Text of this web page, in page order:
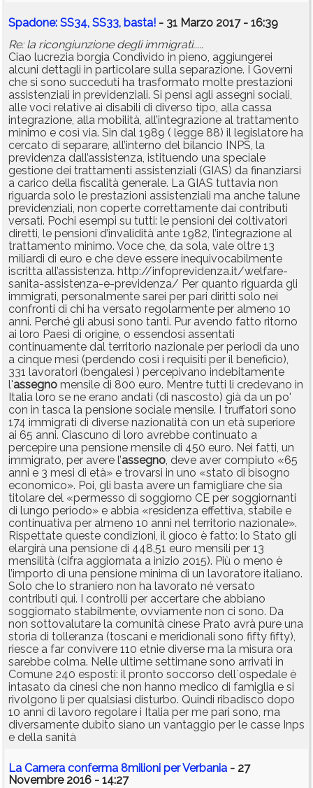
Spadone: SS34, SS33, basta! - 31 Marzo 2017 - 16:39
Re: la ricongiunzione degli immigrati.....
Ciao lucrezia borgia Condivido in pieno, aggiungerei
alcuni dettagli in particolare sulla separazione. I Governi
che si sono succeduti ha trasformato molte prestazioni
assistenziali in previdenziali. Si pensi agli assegni sociali,
alle voci relative ai disabili di diverso tipo, alla cassa
integrazione, alla mobilità, all’integrazione al trattamento
minimo e così via. Sin dal 1989 ( legge 88) il legislatore ha
cercato di separare, all’interno del bilancio INPS, la
previdenza dall’assistenza, istituendo una speciale
gestione dei trattamenti assistenziali (GIAS) da finanziarsi
a carico della fiscalità generale. La GIAS tuttavia non
riguarda solo le prestazioni assistenziali ma anche talune
previdenziali, non coperte correttamente dai contributi
versati. Pochi esempi su tutti: le pensioni dei coltivatori
diretti, le pensioni d’invalidità ante 1982, l’integrazione al
trattamento minimo. Voce che, da sola, vale oltre 13
miliardi di euro e che deve essere inequivocabilmente
iscritta all’assistenza. http://infoprevidenza.it/welfare-
sanita-assistenza-e-previdenza/ Per quanto riguarda gli
immigrati, personalmente sarei per pari diritti solo nei
confronti di chi ha versato regolarmente per almeno 10
anni. Perché gli abusi sono tanti. Pur avendo fatto ritorno
ai loro Paesi di origine, o essendosi assentati
continuamente dal territorio nazionale per periodi da uno
a cinque mesi (perdendo così i requisiti per il beneficio),
331 lavoratori (bengalesi ) percepivano indebitamente
l'assegno mensile di 800 euro. Mentre tutti li credevano in
Italia loro se ne erano andati (di nascosto) già da un po'
con in tasca la pensione sociale mensile. I truffatori sono
174 immigrati di diverse nazionalità con un età superiore
ai 65 anni. Ciascuno di loro avrebbe continuato a
percepire una pensione mensile di 450 euro. Nei fatti, un
immigrato, per avere l’assegno, deve aver compiuto «65
anni e 3 mesi di età» e trovarsi in uno «stato di bisogno
economico». Poi, gli basta avere un famigliare che sia
titolare del «permesso di soggiorno CE per soggiornanti
di lungo periodo» e abbia «residenza effettiva, stabile e
continuativa per almeno 10 anni nel territorio nazionale».
Rispettate queste condizioni, il gioco è fatto: lo Stato gli
elargirà una pensione di 448,51 euro mensili per 13
mensilità (cifra aggiornata a inizio 2015). Più o meno è
l’importo di una pensione minima di un lavoratore italiano.
Solo che lo straniero non ha lavorato né versato
contributi qui. I controlli per accertare che abbiano
soggiornato stabilmente, ovviamente non ci sono. Da
non sottovalutare la comunità cinese Prato avrà pure una
storia di tolleranza (toscani e meridionali sono fifty fifty),
riesce a far convivere 110 etnie diverse ma la misura ora
sarebbe colma. Nelle ultime settimane sono arrivati in
Comune 240 esposti: il pronto soccorso dell`ospedale è
intasato da cinesi che non hanno medico di famiglia e si
rivolgono lì per qualsiasi disturbo. Quindi ribadisco dopo
10 anni di lavoro regolare i Italia per me pari sono, ma
diversamente dubito siano un vantaggio per le casse Inps
e della sanità
La Camera conferma 8milioni per Verbania - 27
Novembre 2016 - 14:27